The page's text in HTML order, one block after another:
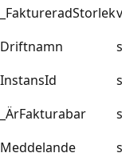
_FaktureradStorlek
Driftnamn
InstansId
_ÄrFakturabar
Meddelande